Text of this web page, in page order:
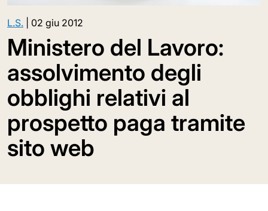
L.S. 02 giu 2012
Ministero del Lavoro:
assolvimento degli
obblighi relativi al
prospetto paga tramite
sito web